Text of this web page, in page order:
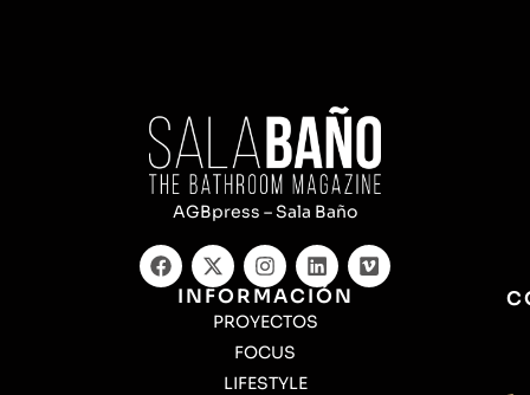
AGBpress – Sala Baño
INFORMACIÓN
PROYECTOS
FOCUS
LIFESTYLE